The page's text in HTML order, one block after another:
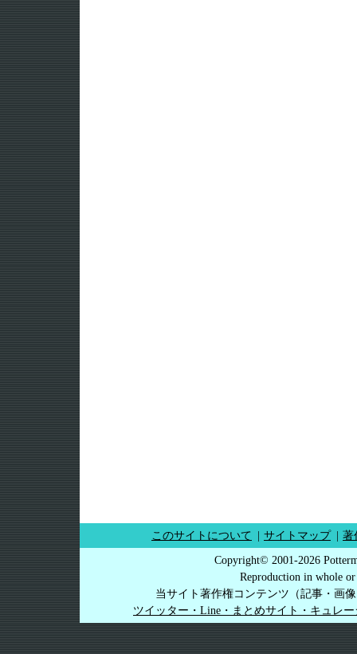
このサイトについて サイトマップ 著
Copyright© 2001-2026
Reproduction in whole
当サイト著作権コンテンツ（記事・画
ツイッター・Line・まとめサイト・キュレ